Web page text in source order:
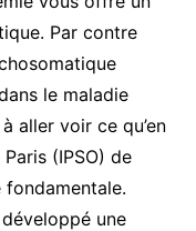
Par contre
le maladie
aller voir ce qu’en
(IPSO) de
fondamentale.
une